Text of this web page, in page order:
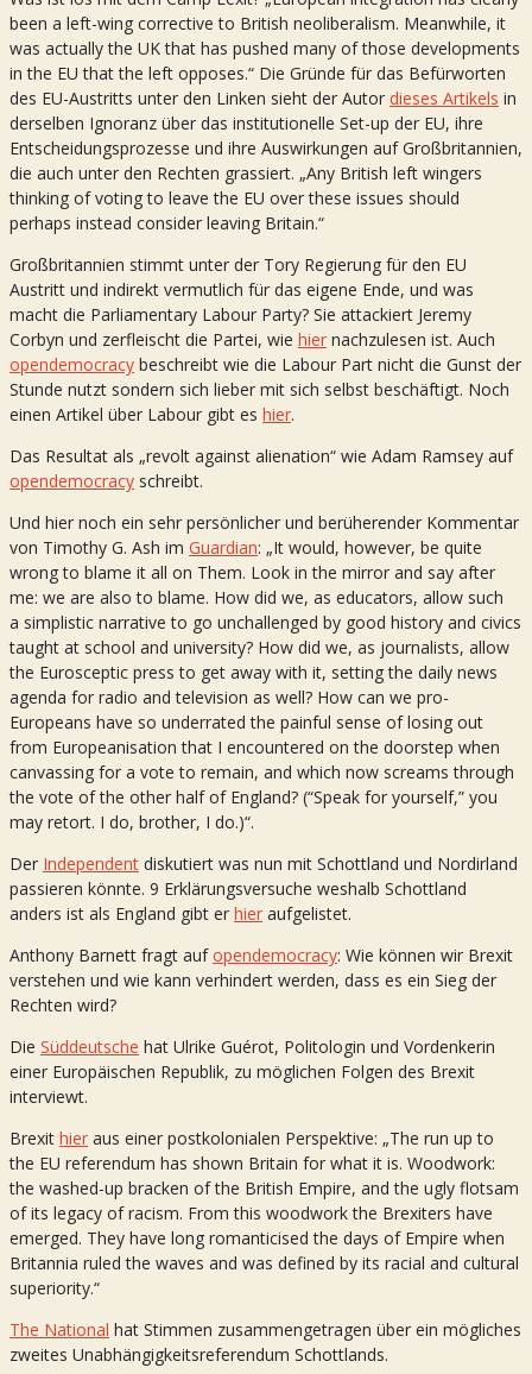
been a left-wing corrective to British neoliberalism. Meanwhile, it
was actually the UK that has pushed many of those developments
in the EU that the left opposes.“ Die Gründe für das Befürworten
des EU-Austritts unter den Linken sieht der Autor dieses Artikels in
derselben Ignoranz über das institutionelle Set-up der EU, ihre
Entscheidungsprozesse und ihre Auswirkungen auf Großbritannien,
die auch unter den Rechten grassiert. „Any British left wingers
thinking of voting to leave the EU over these issues should
perhaps instead consider leaving Britain.“
Großbritannien stimmt unter der Tory Regierung für den EU
Austritt und indirekt vermutlich für das eigene Ende, und was
macht die Parliamentary Labour Party? Sie attackiert Jeremy
Corbyn und zerfleischt die Partei, wie hier nachzulesen ist. Auch
opendemocracy beschreibt wie die Labour Part nicht die Gunst der
Stunde nutzt sondern sich lieber mit sich selbst beschäftigt. Noch
einen Artikel über Labour gibt es hier.
Das Resultat als „revolt against alienation“ wie Adam Ramsey auf
opendemocracy schreibt.
Und hier noch ein sehr persönlicher und berüherender Kommentar
von Timothy G. Ash im Guardian: „It would, however, be quite
wrong to blame it all on Them. Look in the mirror and say after
me: we are also to blame. How did we, as educators, allow such
a simplistic narrative to go unchallenged by good history and civics
taught at school and university? How did we, as journalists, allow
the Eurosceptic press to get away with it, setting the daily news
agenda for radio and television as well? How can we pro-
Europeans have so underrated the painful sense of losing out
from Europeanisation that I encountered on the doorstep when
canvassing for a vote to remain, and which now screams through
the vote of the other half of England? (“Speak for yourself,” you
may retort. I do, brother, I do.)“.
Der Independent diskutiert was nun mit Schottland und Nordirland
passieren könnte. 9 Erklärungsversuche weshalb Schottland
anders ist als England gibt er hier aufgelistet.
Anthony Barnett fragt auf opendemocracy: Wie können wir Brexit
verstehen und wie kann verhindert werden, dass es ein Sieg der
Rechten wird?
Die Süddeutsche hat Ulrike Guérot, Politologin und Vordenkerin
einer Europäischen Republik, zu möglichen Folgen des Brexit
interviewt.
Brexit hier aus einer postkolonialen Perspektive: „The run up to
the EU referendum has shown Britain for what it is. Woodwork:
the washed-up bracken of the British Empire, and the ugly flotsam
of its legacy of racism. From this woodwork the Brexiters have
emerged. They have long romanticised the days of Empire when
Britannia ruled the waves and was defined by its racial and cultural
superiority.“
The National hat Stimmen zusammengetragen über ein mögliches
zweites Unabhängigkeitsreferendum Schottlands.